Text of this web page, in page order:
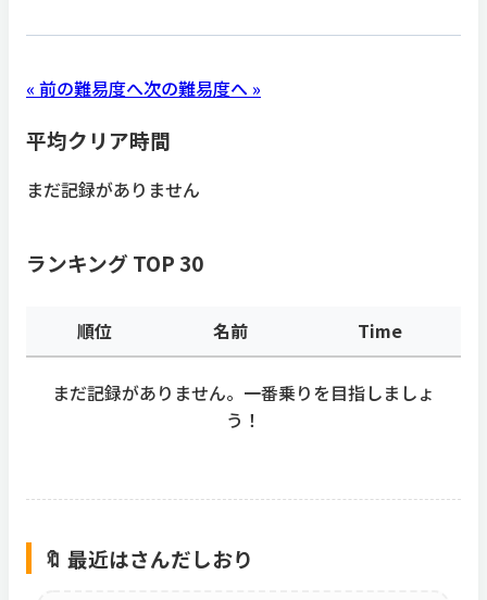
« 前の難易度へ次の難易度へ »
平均クリア時間
まだ記録がありません
ランキング TOP 30
順位 名前 Time
まだ記録がありません。一番乗りを目指しましょ
う！
🔖 最近はさんだしおり